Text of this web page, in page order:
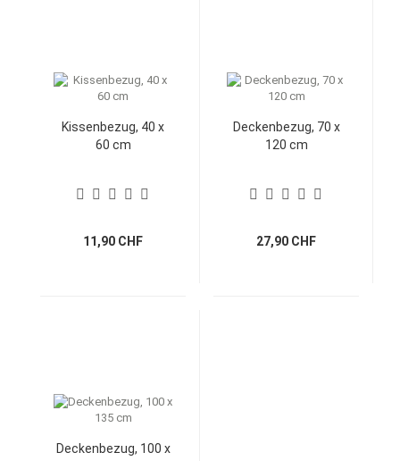
Kissenbezug, 40 x
60 cm
11,90 CHF
Deckenbezug, 70 x
120 cm
27,90 CHF
Deckenbezug, 100 x